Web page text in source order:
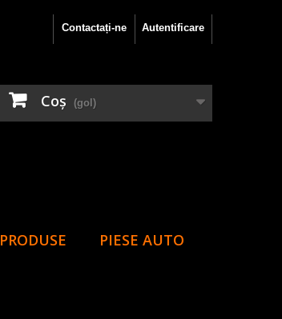
Autentificare
Contactați-ne
Coş (gol)
PRODUSE PIESE AUTO